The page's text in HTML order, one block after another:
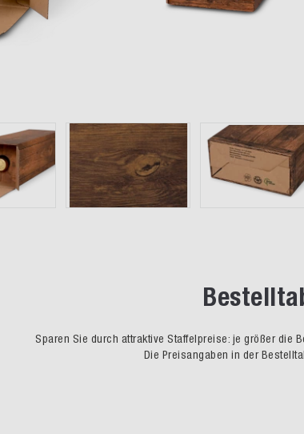
Sparen Sie durch attraktive Staffelpreise: je größer die
Die Preisangaben in der